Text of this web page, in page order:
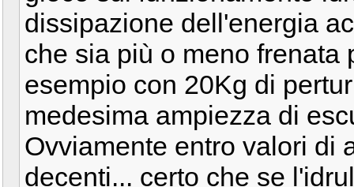
dissipazione dell'energia
che sia più o meno frenata
esempio con 20Kg di
medesima ampiezza di
Ovviamente entro valori di
decenti... certo che se